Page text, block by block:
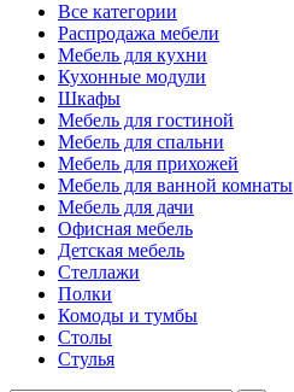
Все категории
Распродажа мебели
Мебель для кухни
Кухонные модули
Шкафы
Мебель для гостиной
Мебель для спальни
Мебель для прихожей
Мебель для ванной комнаты
Мебель для дачи
Офисная мебель
Детская мебель
Стеллажи
Полки
Комоды и тумбы
Столы
Стулья